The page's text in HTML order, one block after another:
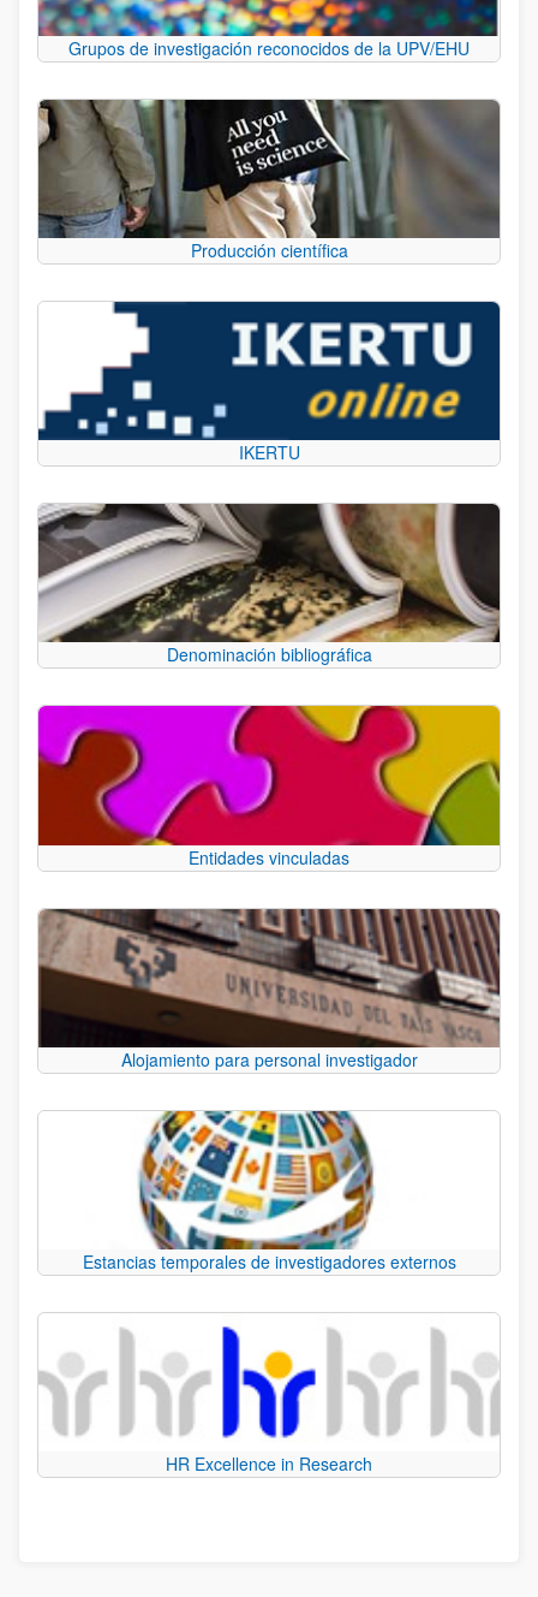
Grupos de investigación reconocidos de la UPV/EHU
Producción científica
IKERTU
Denominación bibliográfica
Entidades vinculadas
Alojamiento para personal investigador
Estancias temporales de investigadores externos
HR Excellence in Research